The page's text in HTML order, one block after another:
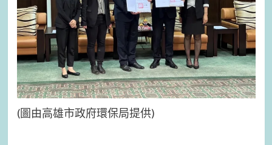
(圖由高雄市政府環保局提供)